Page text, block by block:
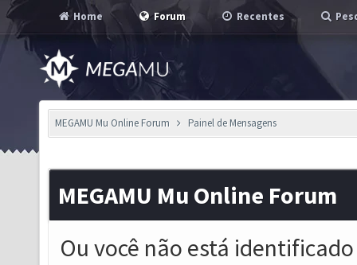
Home Forum Recentes
MEGAMU Mu Online Forum Painel de Mensagens
MEGAMU Mu Online Forum
Ou você não está